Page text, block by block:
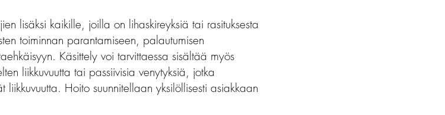
lisäksi kaikille, joilla on lihaskireyksiä tai rasituksesta
toiminnan parantamiseen, palautumisen
Käsittely voi tarvittaessa sisältää myös
liikkuvuutta tai passiivisia venytyksiä, jotka
Hoito suunnitellaan yksilöllisesti asiakkaan